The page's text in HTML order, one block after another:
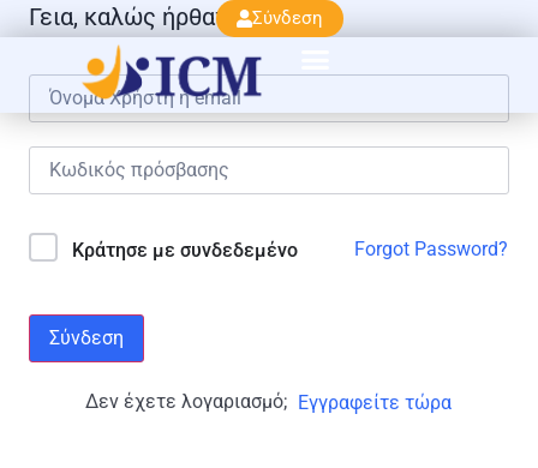
Σύνδεση
Γεια, καλώς ήρθατε πάλι!
Κράτησε με συνδεδεμένο Forgot Password?
Σύνδεση
Δεν έχετε λογαριασμό; Εγγραφείτε τώρα